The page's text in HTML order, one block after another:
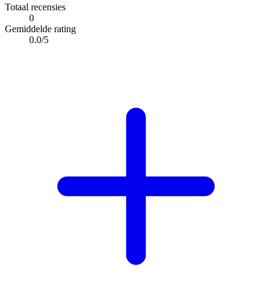
Totaal recensies
0
Gemiddelde rating
0.0/5